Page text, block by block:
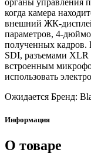
органы управления
когда камера
внешний ЖК-дисплей
параметров, 4-
полученных кадров.
SDI, разъемами XLR
встроенным
использовать
Ожидается Бренд:
Информация
О товаре